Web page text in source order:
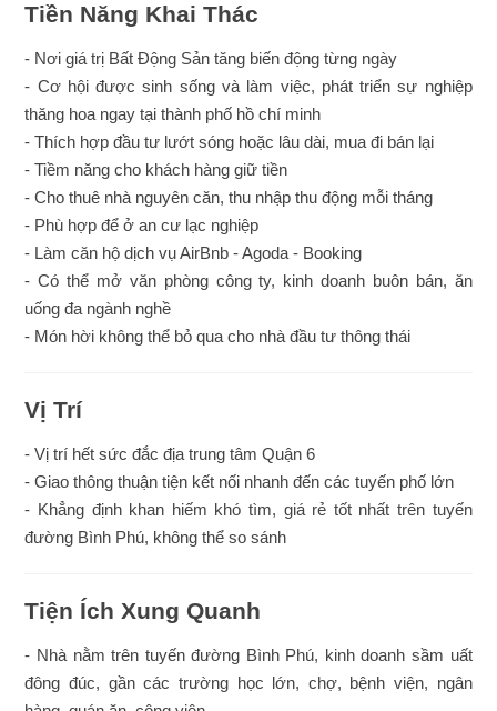
Tiền Năng Khai Thác
- Nơi giá trị Bất Động Sản tăng biến động từng ngày
- Cơ hội được sinh sống và làm việc, phát triển sự nghiệp
thăng hoa ngay tại thành phố hồ chí minh
- Thích hợp đầu tư lướt sóng hoặc lâu dài, mua đi bán lại
- Tiềm năng cho khách hàng giữ tiền
- Cho thuê nhà nguyên căn, thu nhập thu động mỗi tháng
- Phù hợp để ở an cư lạc nghiệp
- Làm căn hộ dịch vụ AirBnb - Agoda - Booking
- Có thể mở văn phòng công ty, kinh doanh buôn bán, ăn
uống đa ngành nghề
- Món hời không thể bỏ qua cho nhà đầu tư thông thái
Vị Trí
- Vị trí hết sức đắc địa trung tâm Quận 6
- Giao thông thuận tiện kết nối nhanh đến các tuyến phố lớn
- Khẳng định khan hiếm khó tìm, giá rẻ tốt nhất trên tuyến
đường Bình Phú, không thể so sánh
Tiện Ích Xung Quanh
- Nhà nằm trên tuyến đường Bình Phú, kinh doanh sầm uất
đông đúc, gần các trường học lớn, chợ, bệnh viện, ngân